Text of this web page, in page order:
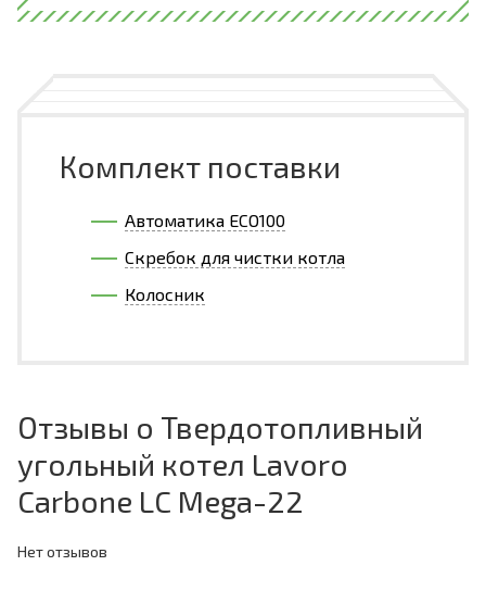
Комплект поставки
Автоматика ECO100
Скребок для чистки котла
Колосник
Отзывы о Твердотопливный
угольный котел Lavoro
Carbone LC Mega-22
Нет отзывов